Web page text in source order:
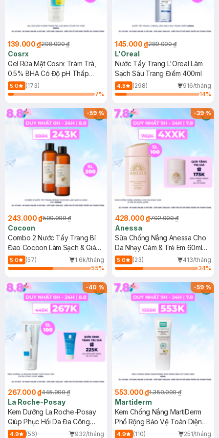
139.000 ₫298.000 ₫
Cosrx
Gel Rửa Mặt Cosrx Tràm Trà,
0.5% BHA Có Độ pH Thấp
150ml
5.0
(173)
7%
145.000 ₫289.000 ₫
L'Oreal
Nước Tẩy Trang L'Oreal Làm
Sạch Sâu Trang Điểm 400ml
4.8 (298)
916/tháng
14%
-59%
243.000 ₫590.000 ₫
Cocoon
Combo 2 Nước Tẩy Trang Bí
Đao Cocoon Làm Sạch & Giảm
Dầu 500ml
5.0 (57)
1.6k/tháng
55%
-39%
428.000 ₫702.000 ₫
Anessa
Sữa Chống Nắng Anessa Cho
Da Nhạy Cảm & Trẻ Em 60ml
(Mới)
5.0 (23)
413/tháng
34%
-40%
267.000 ₫445.000 ₫
La Roche-Posay
Kem Dưỡng La Roche-Posay
Giúp Phục Hồi Da Đa Công
Dụng 40ml
4.9 (56)
932/tháng
-59%
553.000 ₫1.350.000 ₫
Martiderm
Kem Chống Nắng MartiDerm
Phổ Rộng Bảo Vệ Toàn Diện
40ml
4.9 (110)
251/tháng